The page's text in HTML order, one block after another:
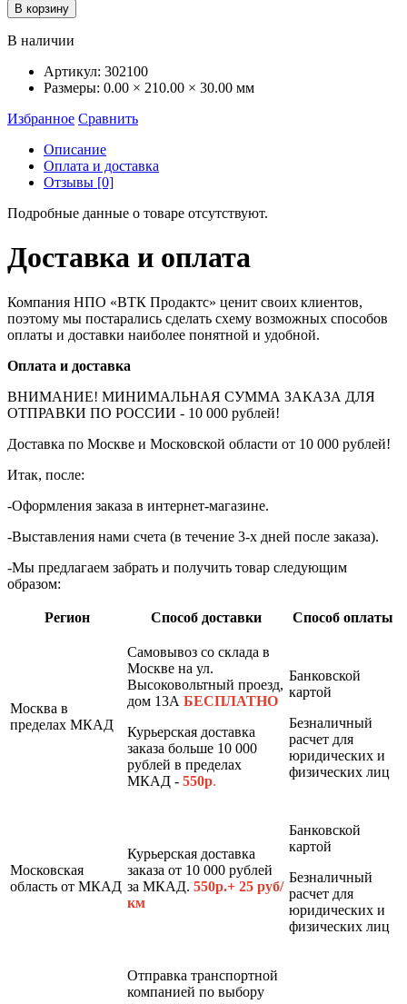
В корзину
В наличии
Артикул: 302100
Размеры: 0.00 × 210.00 × 30.00 мм
Избранное Сравнить
Описание
Оплата и доставка
Отзывы [0]
Подробные данные о товаре отсутствуют.
Доставка и оплата
Компания НПО «ВТК Продактс» ценит своих клиентов,
поэтому мы постарались сделать схему возможных способов
оплаты и доставки наиболее понятной и удобной.
Оплата и доставка
ВНИМАНИЕ! МИНИМАЛЬНАЯ СУММА ЗАКАЗА ДЛЯ
ОТПРАВКИ ПО РОССИИ - 10 000 рублей!
Доставка по Москве и Московской области от 10 000 рублей!
Итак, после:
-Оформления заказа в интернет-магазине.
-Выставления нами счета (в течение 3-х дней после заказа).
-Мы предлагаем забрать и получить товар следующим
образом:
Регион Способ доставки Способ оплаты
Москва в
пределах МКАД
Самовывоз со склада в
Москве на ул.
Высоковольтный проезд,
дом 13А БЕСПЛАТНО
Курьерская доставка
заказа больше 10 000
рублей в пределах
МКАД - 550р.
Банковской
картой
Безналичный
расчет для
юридических и
физических лиц
Московская
область от МКАД
Курьерская доставка
заказа от 10 000 рублей
за МКАД. 550р.+ 25 руб/
км
Банковской
картой
Безналичный
расчет для
юридических и
физических лиц
Отправка транспортной
компанией по выбору